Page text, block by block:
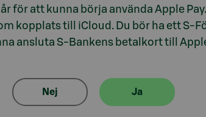
för att kunna börja använda Apple
kopplats till iCloud. Du bör ha ett S-
ansluta S-Bankens betalkort till
Nej Ja